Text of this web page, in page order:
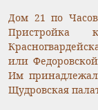
Дом 21 по
или
Им
Щудровская